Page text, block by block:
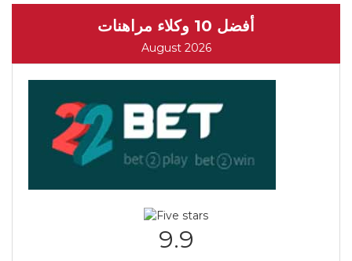
أفضل 10 وكلاء مراهنات
August 2026
9.9